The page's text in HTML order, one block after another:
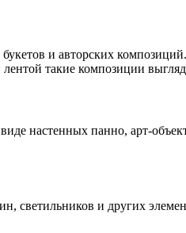
и авторских
такие композиции
настенных панно, арт-
светильников и других